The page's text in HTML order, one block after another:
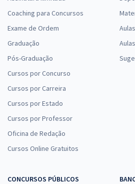
Coaching para Concursos
Exame de Ordem
Graduação
Pós-Graduação
Cursos por Concurso
Cursos por Carreira
Cursos por Estado
Cursos por Professor
Oficina de Redação
Cursos Online Gratuitos
CONCURSOS PÚBLICOS